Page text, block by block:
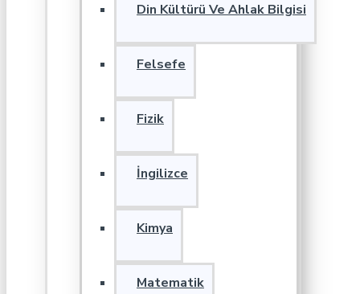
Din Kültürü Ve Ahlak Bilgisi
Felsefe
Fizik
İngilizce
Kimya
Matematik